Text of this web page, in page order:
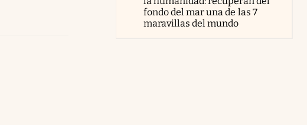
fondo del mar una de las 7
maravillas del mundo